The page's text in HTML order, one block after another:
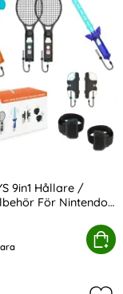
Switch 2
9in1 Hållare /
För Nintendo
Köp
/